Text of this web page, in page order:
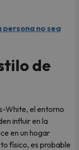
persona no sea
de
White, el entorno
influir en la
en un hogar
físico, es probable